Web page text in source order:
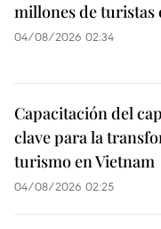
millones de turistas
04/08/2026 02:34
Capacitación del
clave para la
turismo en Vietnam
04/08/2026 02:25